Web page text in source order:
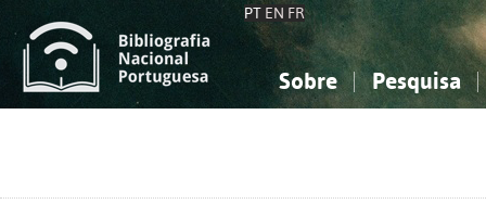
PT EN FR
Sobre Pesquisa